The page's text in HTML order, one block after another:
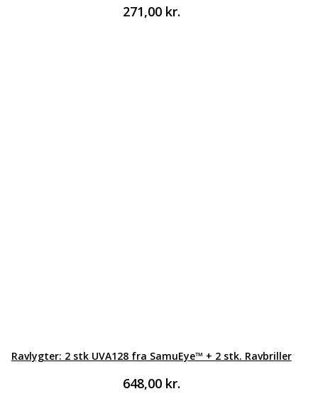
271,00 kr.
Ravlygter: 2 stk UVA128 fra SamuEye™ + 2 stk. Ravbriller
648,00 kr.